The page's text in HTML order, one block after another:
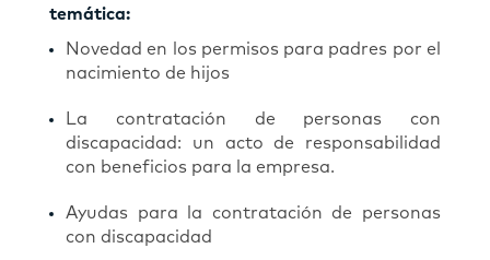
temática:
Novedad en los permisos para padres por el
nacimiento de hijos
La contratación de personas con
discapacidad: un acto de responsabilidad
con beneficios para la empresa.
Ayudas para la contratación de personas
con discapacidad